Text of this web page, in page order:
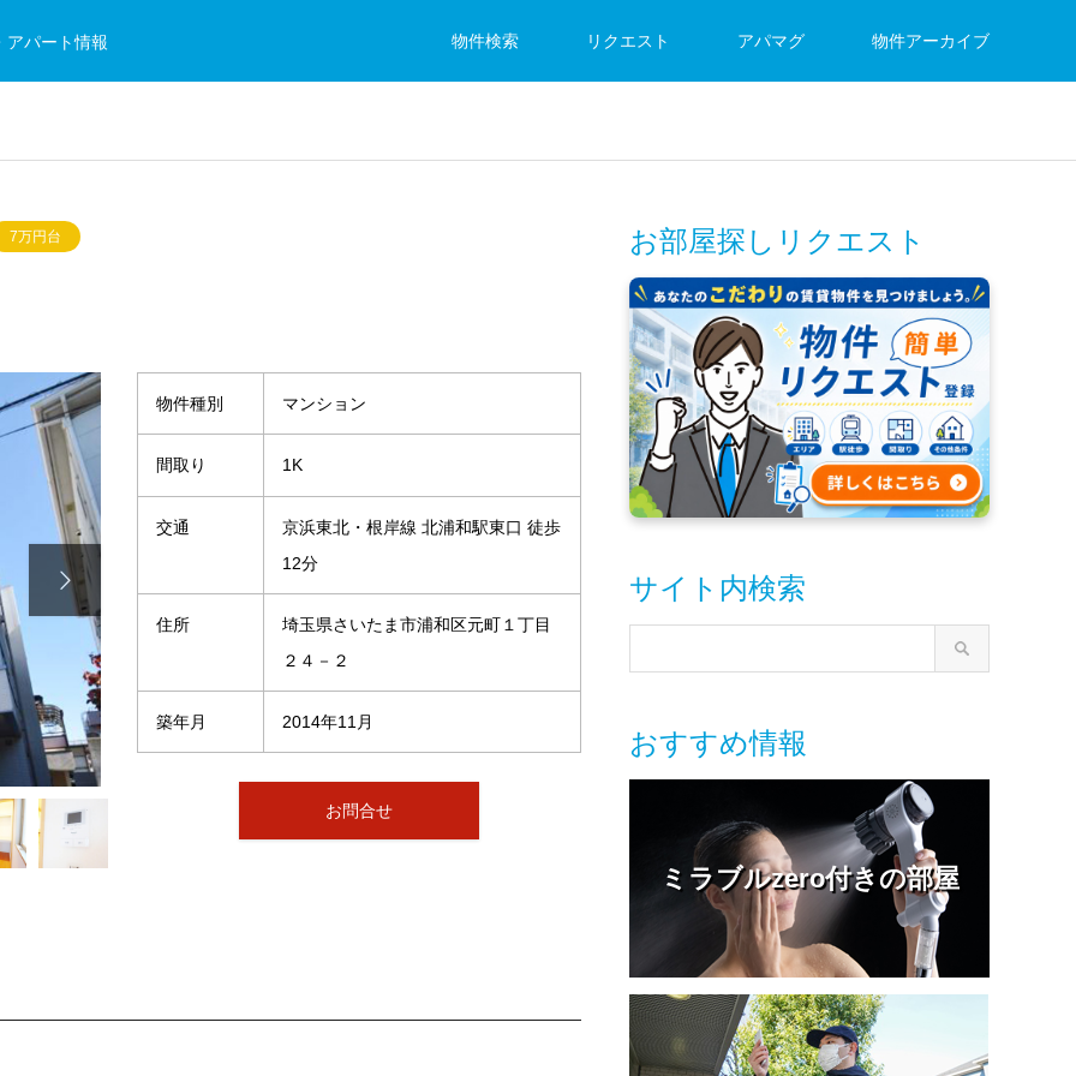
アパート情報 物件検索 リクエスト アパマグ 物件アーカイブ
7万円台

物件種別 マンション
間取り 1K
交通
京浜東北・根岸線 北浦和駅東口 徒歩
12分
住所
埼玉県さいたま市浦和区元町１丁目
２４－２
築年月 2014年11月
お問合せ
お部屋探しリクエスト
サイト内検索
おすすめ情報
ミラブルzero付きの部屋